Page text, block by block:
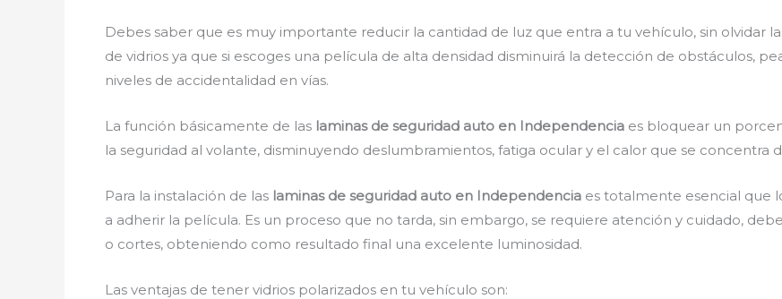
Debes saber que es muy importante reducir la cantidad de luz que entra a tu vehículo, sin olvidar
de vidrios ya que si escoges una película de alta densidad disminuirá la detección de obstáculos,
niveles de accidentalidad en vías.
La función básicamente de las laminas de seguridad auto en Independencia es bloquear un
la seguridad al volante, disminuyendo deslumbramientos, fatiga ocular y el calor que se concentra
Para la instalación de las laminas de seguridad auto en Independencia es totalmente esencial que
a adherir la película. Es un proceso que no tarda, sin embargo, se requiere atención y cuidado,
o cortes, obteniendo como resultado final una excelente luminosidad.
Las ventajas de tener vidrios polarizados en tu vehículo son: